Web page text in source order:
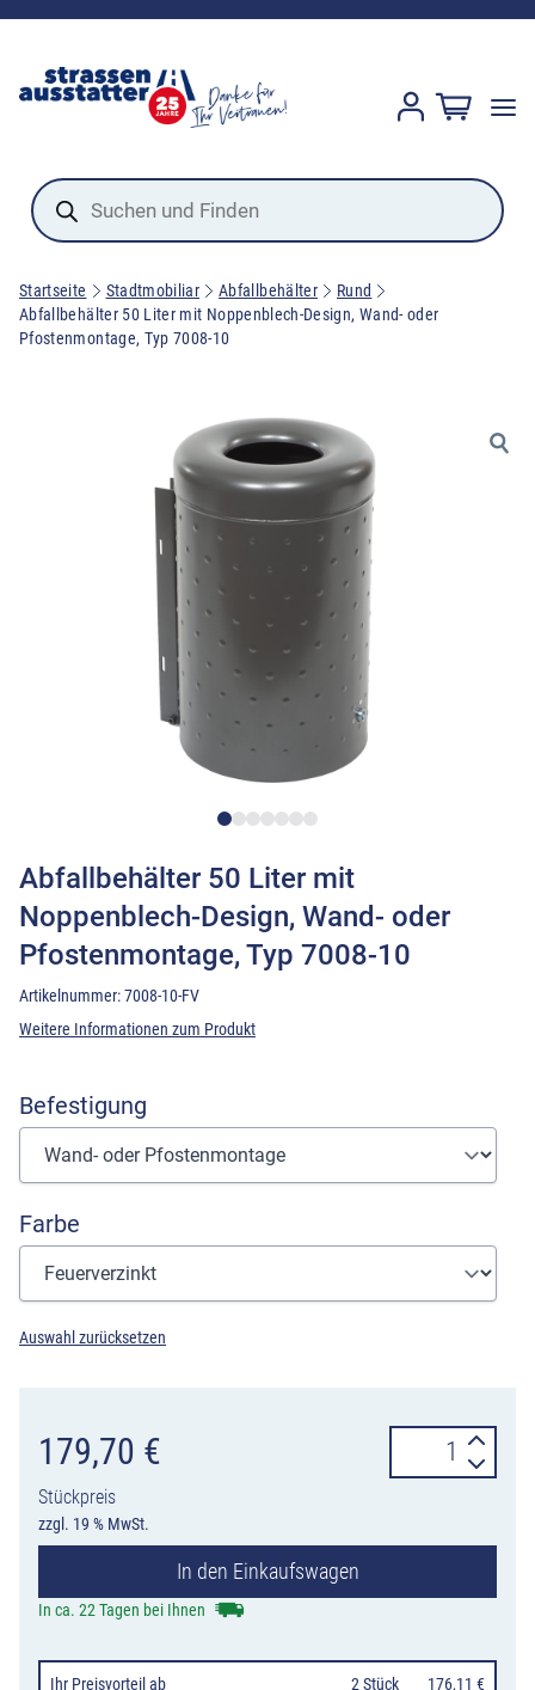
Products
search
Startseite Stadtmobiliar Abfallbehälter
Rund
Abfallbehälter 50 Liter mit Noppenblech-Design, Wand- oder
Pfostenmontage, Typ 7008-10
Abfallbehälter 50 Liter mit
Noppenblech-Design, Wand- oder
Pfostenmontage, Typ 7008-10
Artikelnummer:7008-10-FV
Weitere Informationen zum Produkt
Befestigung
Farbe
Auswahl zurücksetzen
179,70 €
Stückpreis
zzgl. 19 % MwSt.
Abfallbehälter
50
mit
oder
In den Einkaufswagen
In ca. 22 Tagen bei Ihnen
Ihr Preisvorteil ab 2 Stück
176,11 €